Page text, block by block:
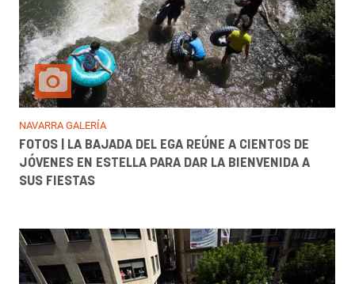
NAVARRA GALERÍA
FOTOS | LA BAJADA DEL EGA REÚNE A CIENTOS DE
JÓVENES EN ESTELLA PARA DAR LA BIENVENIDA A
SUS FIESTAS